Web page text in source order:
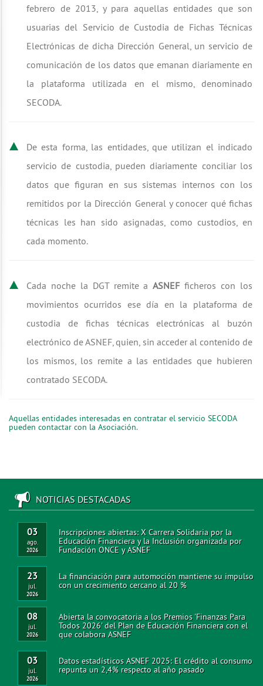
febrero de 2013, y para aquellas entidades que son
usuarias del Servicio de Custodia de Fichas Técnicas
Electrónicas de dicha Dirección General, un servicio de
comunicación de los datos que emanan diariamente en
la plataforma utilizada en el mismo, denominado
SECODA.
De esta forma, las entidades, que utilizan el indicado
servicio de custodia, pueden diariamente conciliar los
datos que figuran en sus sistemas internos con los
remitidos por la Dirección General y conocer qué fichas
técnicas les han sido asignadas, como custodios, en
cada momento.
Cada noche la DGT remite aASNEF ficheros con los
movimientos ocurridos ese día en la plataforma de
custodia de fichas técnicas electrónicas al buzón
electrónico de ASNEF, quien, sin acceder al contenido de
los mismos, los remite a las entidades que hubieren
contratado SECODA.
Aquellas entidades interesadas en contratar el servicio SECODA
pueden contactar con la Asociación.
NOTICIAS DESTACADAS
03
ago.
2026
Inscripciones abiertas: X Carrera Solidaria por la
Educación Financiera y la Inclusión organizada por
Fundación ONCE y ASNEF
23
jul.
2026
La financiación para automoción mantiene su impulso
con un crecimiento cercano al 20 %
08
jul.
2026
Abierta la convocatoria a los Premios 'Finanzas Para
Todos 2026' del Plan de Educación Financiera con el
que colabora ASNEF
03
jul.
2026
Datos estadísticos ASNEF 2025: El crédito al consumo
repunta un 2,4% respecto al año pasado